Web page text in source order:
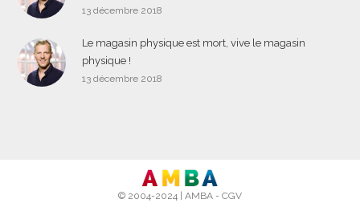
13 décembre 2018
Le magasin physique est mort, vive le magasin
physique !
13 décembre 2018
© 2004-2024 | AMBA- CGV